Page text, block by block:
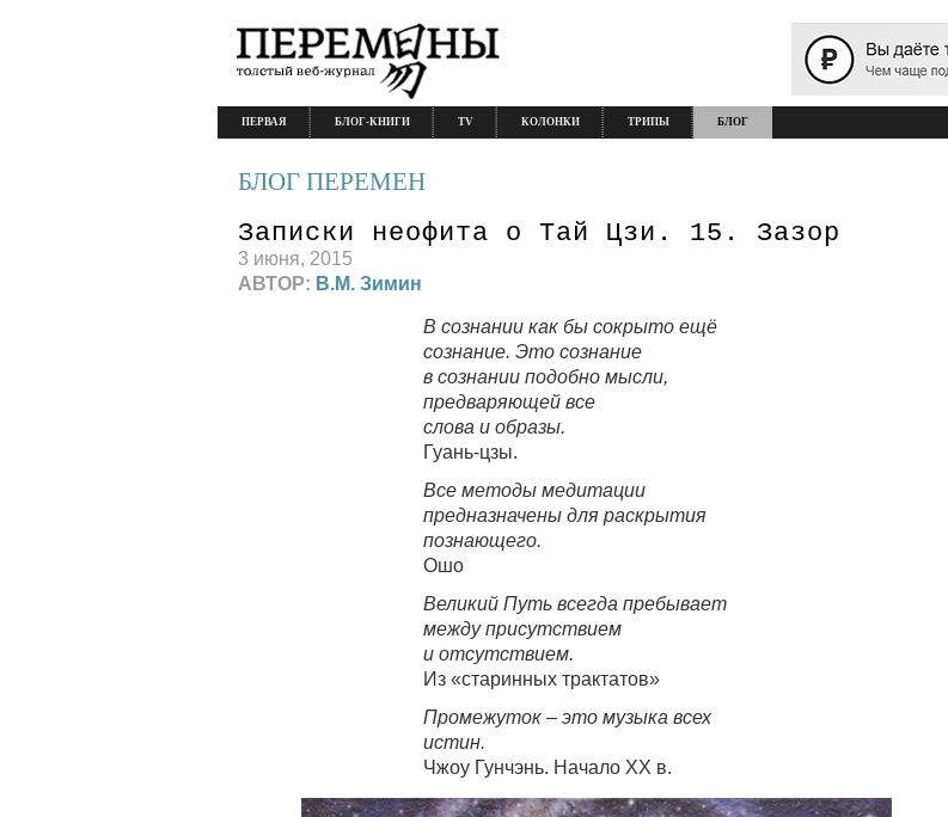
ПЕРВАЯ БЛОГ-КНИГИ TV КОЛОНКИ ТРИПЫ БЛОГ
БЛОГ ПЕРЕМЕН
Записки неофита о Тай Цзи. 15. Зазор
3 июня, 2015
АВТОР: В.М. Зимин
В сознании как бы сокрыто ещё
сознание. Это сознание
в сознании подобно мысли,
предваряющей все
слова и образы.
Гуань-цзы.
Все методы медитации
предназначены для раскрытия
познающего.
Ошо
Великий Путь всегда пребывает
между присутствием
и отсутствием.
Из «старинных трактатов»
Промежуток – это музыка всех
истин.
Чжоу Гунчэнь. Начало XX в.